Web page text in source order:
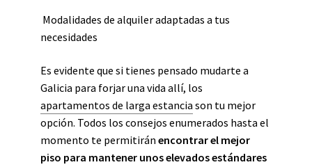
Modalidades de alquiler adaptadas a tus
necesidades
Es evidente que si tienes pensado mudarte a
Galicia para forjar una vida allí, los
apartamentos de larga estancia son tu mejor
opción. Todos los consejos enumerados hasta el
momento te permitirán encontrar el mejor
piso para mantener unos elevados estándares